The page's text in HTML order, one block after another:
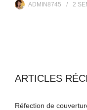
ADMIN8745 2
ARTICLES
Réfection de